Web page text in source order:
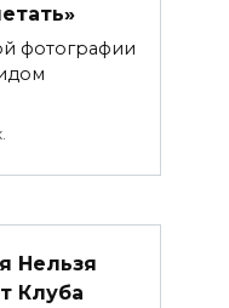
фотографии
Нельзя
Клуба